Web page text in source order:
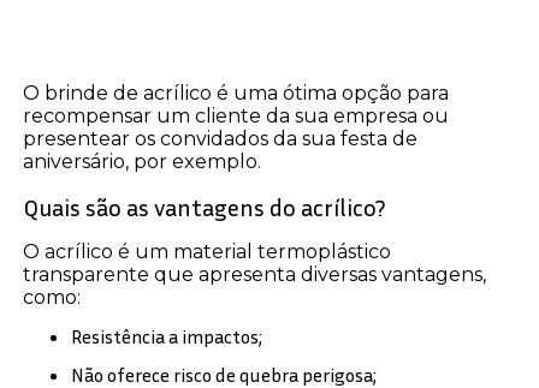
O brinde de acrílico é uma ótima opção para
recompensar um cliente da sua empresa ou
presentear os convidados da sua festa de
aniversário, por exemplo.
Quais são as vantagens do acrílico?
O acrílico é um material termoplástico
transparente que apresenta diversas vantagens,
como:
Resistência a impactos;
Não oferece risco de quebra perigosa;